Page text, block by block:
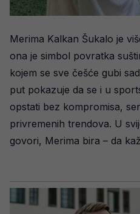
Merima Kalkan Šukalo je
ona je simbol povratka
kojem se sve češće gubi
put pokazuje da se i u
opstati bez kompromisa,
privremenih trendova. U
govori, Merima bira – da